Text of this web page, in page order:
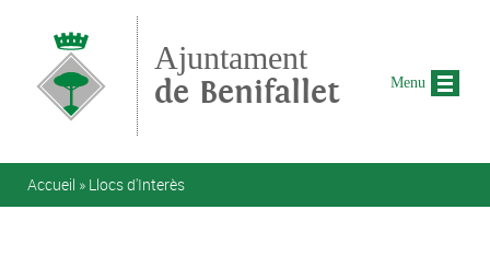
Ajuntament
de Benifallet
Vous êtes ici
Accueil » Llocs d'Interès
Menu